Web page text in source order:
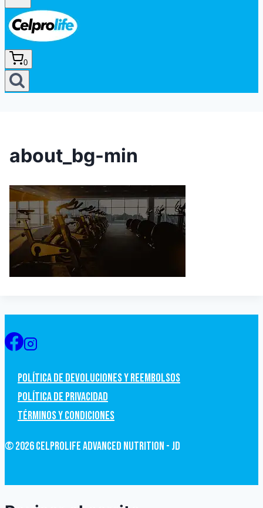
0
about_bg-min
Política de devoluciones y Reembolsos
Política de privacidad
Términos y condiciones
© 2026 CelProLife Advanced Nutrition - JD